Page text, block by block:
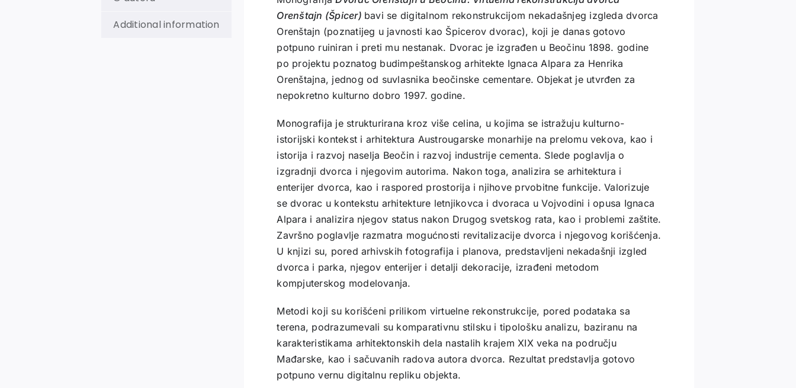
Additional information
Orenštajn (Špicer) bavi se digitalnom rekonstrukcijom nekadašnjeg izgleda dvorca
Orenštajn (poznatijeg u javnosti kao Špicerov dvorac), koji je danas gotovo
potpuno ruiniran i preti mu nestanak. Dvorac je izgrađen u Beočinu 1898. godine
po projektu poznatog budimpeštanskog arhitekte Ignaca Alpara za Henrika
Orenštajna, jednog od suvlasnika beočinske cementare. Objekat je utvrđen za
nepokretno kulturno dobro 1997. godine.
Monografija je strukturirana kroz više celina, u kojima se istražuju kulturno-
istorijski kontekst i arhitektura Austrougarske monarhije na prelomu vekova, kao i
istorija i razvoj naselja Beočin i razvoj industrije cementa. Slede poglavlja o
izgradnji dvorca i njegovim autorima. Nakon toga, analizira se arhitektura i
enterijer dvorca, kao i raspored prostorija i njihove prvobitne funkcije. Valorizuje
se dvorac u kontekstu arhitekture letnjikovca i dvoraca u Vojvodini i opusa Ignaca
Alpara i analizira njegov status nakon Drugog svetskog rata, kao i problemi zaštite.
Završno poglavlje razmatra mogućnosti revitalizacije dvorca i njegovog korišćenja.
U knjizi su, pored arhivskih fotografija i planova, predstavljeni nekadašnji izgled
dvorca i parka, njegov enterijer i detalji dekoracije, izrađeni metodom
kompjuterskog modelovanja.
Metodi koji su korišćeni prilikom virtuelne rekonstrukcije, pored podataka sa
terena, podrazumevali su komparativnu stilsku i tipološku analizu, baziranu na
karakteristikama arhitektonskih dela nastalih krajem XIX veka na području
Mađarske, kao i sačuvanih radova autora dvorca. Rezultat predstavlja gotovo
potpuno vernu digitalnu repliku objekta.